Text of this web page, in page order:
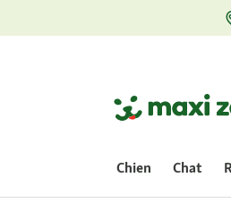
Chien Chat